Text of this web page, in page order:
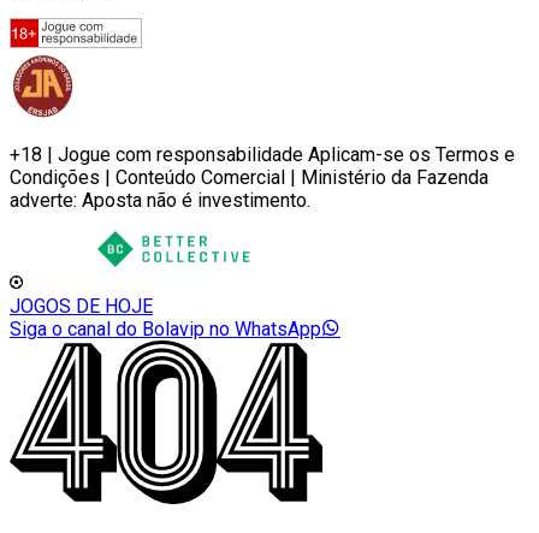
+18 | Jogue com responsabilidade Aplicam-se os Termos e
Condições | Conteúdo Comercial | Ministério da Fazenda
adverte: Aposta não é investimento.
JOGOS DE HOJE
Siga o canal do Bolavip no WhatsApp